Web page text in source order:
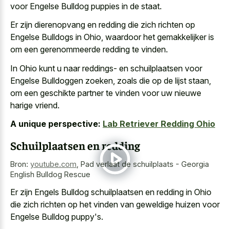
voor Engelse Bulldog puppies in de staat.
Er zijn dierenopvang en redding die zich richten op
Engelse Bulldogs in Ohio, waardoor het gemakkelijker is
om een gerenommeerde redding te vinden.
In Ohio kunt u naar reddings- en schuilplaatsen voor
Engelse Bulldoggen zoeken, zoals die op de lijst staan,
om een geschikte partner te vinden voor uw nieuwe
harige vriend.
A unique perspective: Lab Retriever Redding Ohio
Schuilplaatsen en redding
Bron: youtube.com Pad verlaat de schuilplaats - Georgia
English Bulldog Rescue
Er zijn Engels Bulldog schuilplaatsen en redding in Ohio
die zich richten op het vinden van geweldige huizen voor
Engelse Bulldog puppy's.